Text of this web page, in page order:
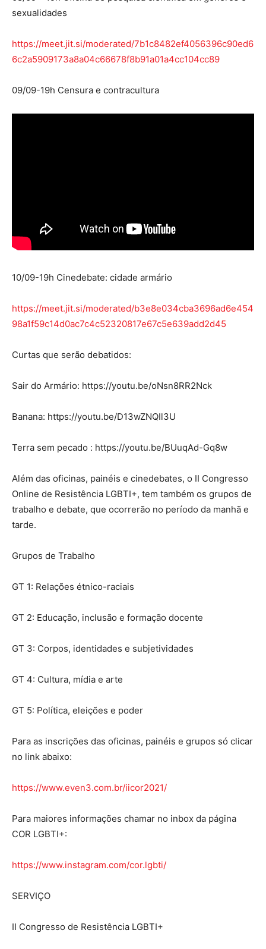
sexualidades
https://meet.jit.si/moderated/7b1c8482ef4056396c90ed6
6c2a5909173a8a04c66678f8b91a01a4cc104cc89
09/09-19h Censura e contracultura
10/09-19h Cinedebate: cidade armário
https://meet.jit.si/moderated/b3e8e034cba3696ad6e454
98a1f59c14d0ac7c4c52320817e67c5e639add2d45
Curtas que serão debatidos:
Sair do Armário: https://youtu.be/oNsn8RR2Nck
Banana: https://youtu.be/D13wZNQIl3U
Terra sem pecado : https://youtu.be/BUuqAd-Gq8w
Além das oficinas, painéis e cinedebates, o II Congresso
Online de Resistência LGBTI+, tem também os grupos de
trabalho e debate, que ocorrerão no período da manhã e
tarde.
Grupos de Trabalho
GT 1: Relações étnico-raciais
GT 2: Educação, inclusão e formação docente
GT 3: Corpos, identidades e subjetividades
GT 4: Cultura, mídia e arte
GT 5: Política, eleições e poder
Para as inscrições das oficinas, painéis e grupos só clicar
no link abaixo:
https://www.even3.com.br/iicor2021/
Para maiores informações chamar no inbox da página
COR LGBTI+:
https://www.instagram.com/cor.lgbti/
SERVIÇO
II Congresso de Resistência LGBTI+